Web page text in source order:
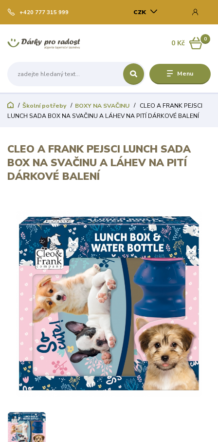
Menu
CZK
+420 777 315 999
0
0 Kč
Školní potřeby BOXY NA SVAČINU
CLEO A FRANK PEJSCI
LUNCH SADA BOX NA SVAČINU A LÁHEV NA PITÍ DÁRKOVÉ BALENÍ
CLEO A FRANK PEJSCI LUNCH SADA
BOX NA SVAČINU A LÁHEV NA PITÍ
DÁRKOVÉ BALENÍ